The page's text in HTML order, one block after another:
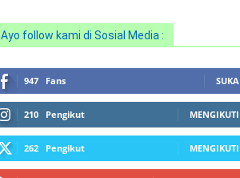
Ayo follow kami di Sosial Media :
947 Fans SUKA
210 Pengikut MENGIKUTI
262 Pengikut MENGIKUTI